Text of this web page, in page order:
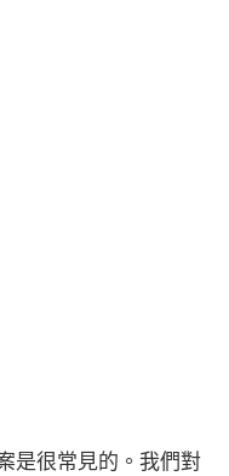
是很常見的。我們對